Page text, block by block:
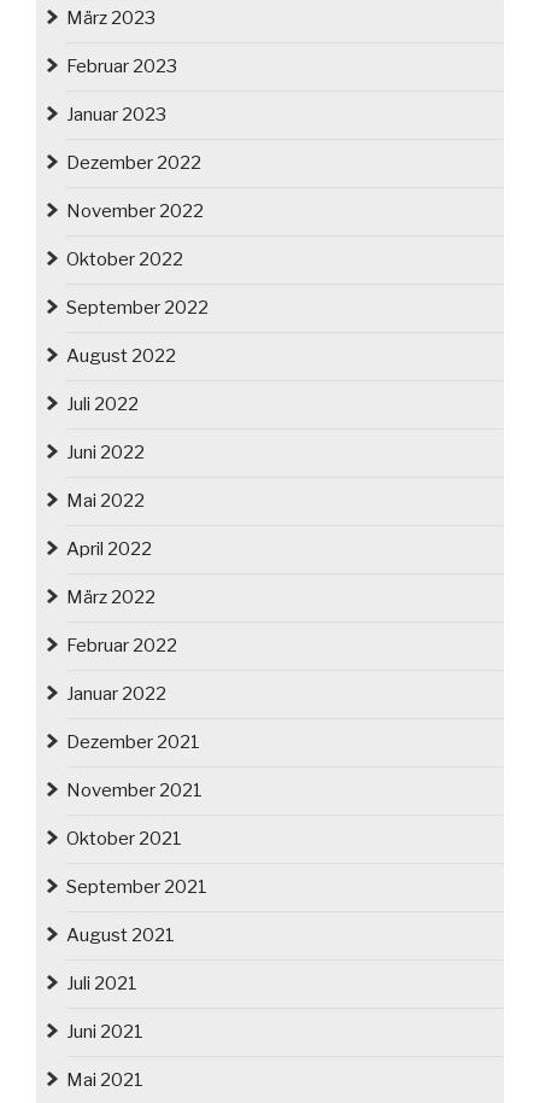
März 2023
Februar 2023
Januar 2023
Dezember 2022
November 2022
Oktober 2022
September 2022
August 2022
Juli 2022
Juni 2022
Mai 2022
April 2022
März 2022
Februar 2022
Januar 2022
Dezember 2021
November 2021
Oktober 2021
September 2021
August 2021
Juli 2021
Juni 2021
Mai 2021